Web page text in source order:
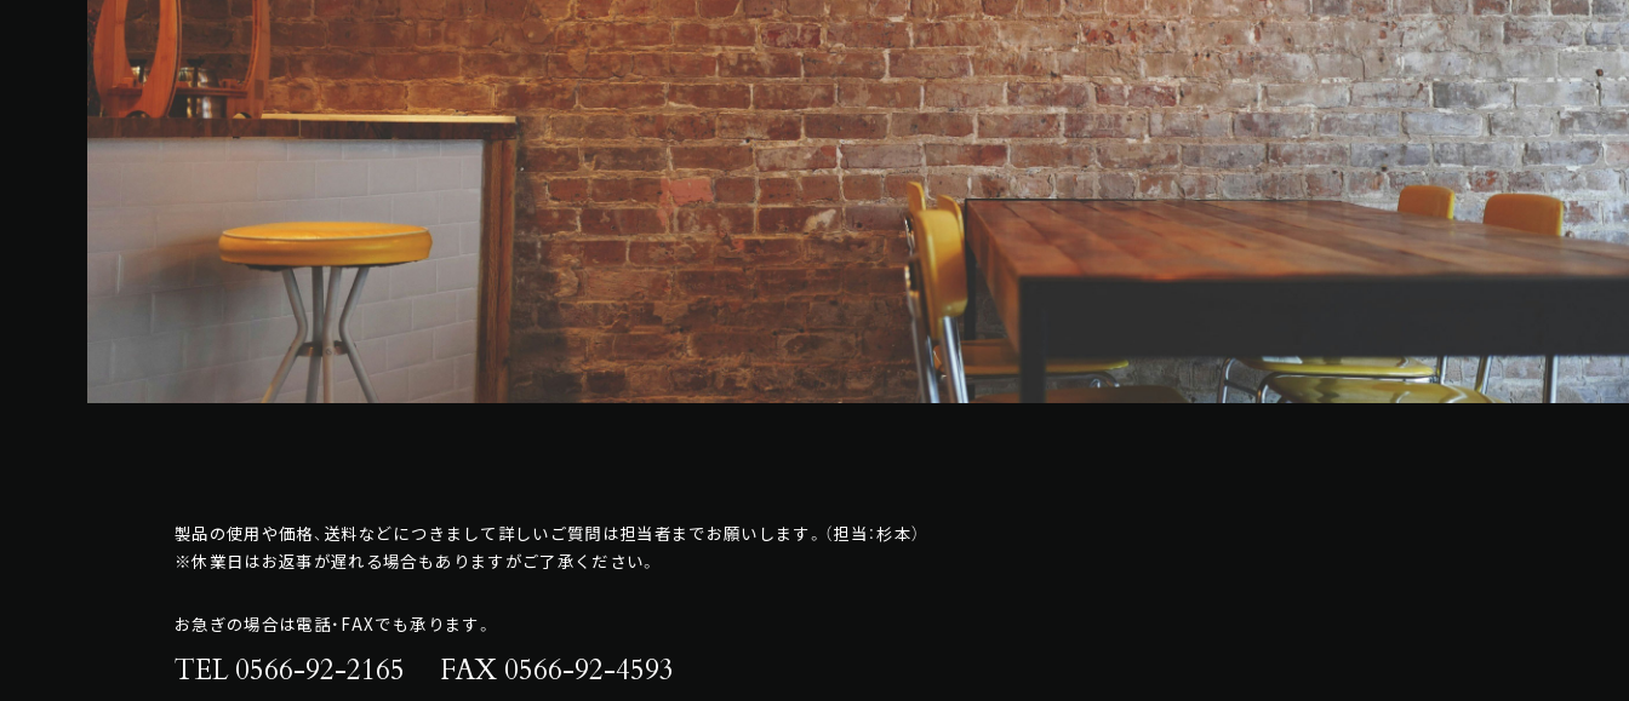
製品の使用や価格、送料などにつきまして詳しいご質問は担当者までお願いします。（担当：杉本）
※休業日はお返事が遅れる場合もありますがご了承ください。
お急ぎの場合は電話・FAXでも承ります。
TEL 0566-92-2165 FAX 0566-92-4593